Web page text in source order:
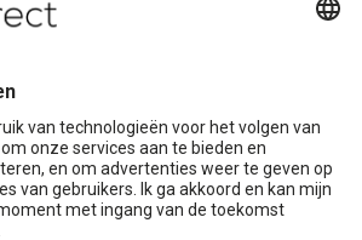
Bel ons gerust:
+31(0)85 0719 500
stuur ons een e-mail
Contact